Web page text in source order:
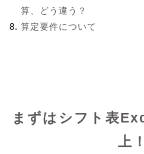
算、どう違う？
算定要件について
まずはシフト表
上！